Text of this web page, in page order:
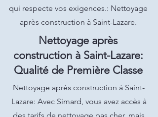
qui respecte vos exigences.: Nettoyage
après construction à Saint-Lazare.
Nettoyage après
construction à Saint-Lazare:
Qualité de Première Classe
Nettoyage après construction à Saint-
Lazare: Avec Simard, vous avez accès à